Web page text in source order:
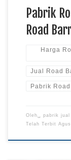
Pabrik
Road
Harga
Jual Road
Pabrik
Oleh␣ pabrik jual
Telah Terbit